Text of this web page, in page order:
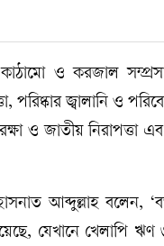
ও করজাল
পরিষ্কার জ্বালানি ও
ও জাতীয় নিরাপত্তা
আব্দুল্লাহ বলেন,
যেখানে খেলাপি